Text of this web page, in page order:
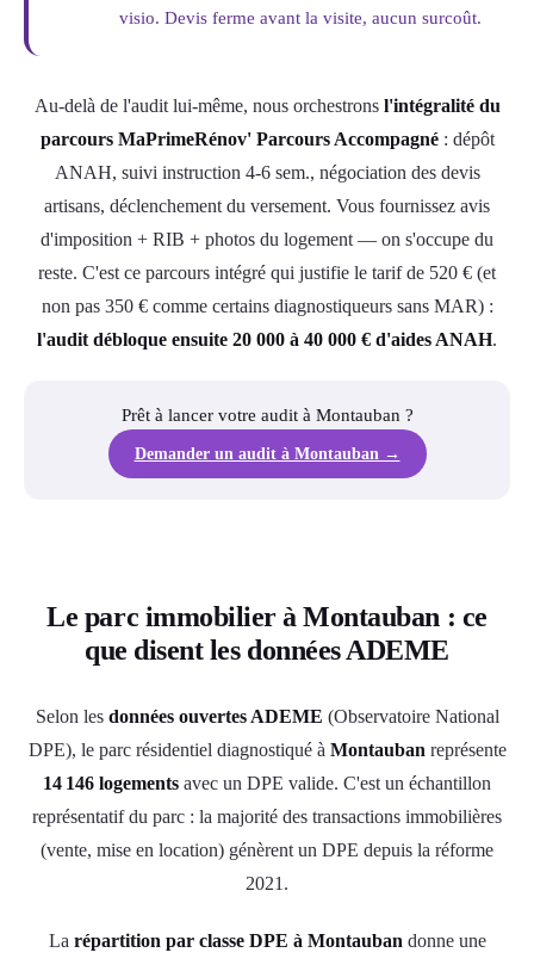
visio. Devis ferme avant la visite, aucun surcoût.
Au-delà de l'audit lui-même, nous orchestrons l'intégralité du
parcours MaPrimeRénov' Parcours Accompagné: dépôt
ANAH, suivi instruction 4-6 sem., négociation des devis
artisans, déclenchement du versement. Vous fournissez avis
d'imposition + RIB + photos du logement — on s'occupe du
reste. C'est ce parcours intégré qui justifie le tarif de 520 € (et
non pas 350 € comme certains diagnostiqueurs sans MAR) :
l'audit débloque ensuite 20 000 à 40 000 € d'aides ANAH.
Prêt à lancer votre audit à Montauban ?
Demander un audit à Montauban →
Le parc immobilier à Montauban : ce
que disent les données ADEME
Selon les données ouvertes ADEME (Observatoire National
DPE), le parc résidentiel diagnostiqué à Montauban représente
14 146 logements avec un DPE valide. C'est un échantillon
représentatif du parc : la majorité des transactions immobilières
(vente, mise en location) génèrent un DPE depuis la réforme
2021.
La répartition par classe DPE à Montauban donne une